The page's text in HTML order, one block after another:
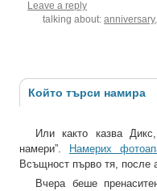
Leave a reply
talking about: anniversary,
Който търси намира
Или както казва
намери”.
Намерих
Всъщност първо тя, после
Вчера беше